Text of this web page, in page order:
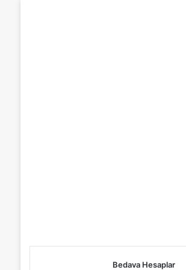
Bedava Hesaplar